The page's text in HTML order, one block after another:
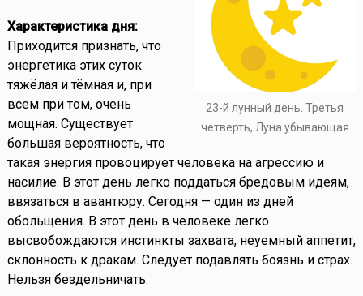
23-й лунный день. Третья
четверть, Луна убывающая
Характеристика дня:
Приходится признать, что
энергетика этих суток
тяжёлая и тёмная и, при
всем при том, очень
мощная. Существует
большая вероятность, что
такая энергия провоцирует человека на агрессию и
насилие. В этот день легко поддаться бредовым идеям,
ввязаться в авантюру. Сегодня — один из дней
обольщения. В этот день в человеке легко
высвобождаются инстинкты захвата, неуемный аппетит,
склонность к дракам. Следует подавлять боязнь и страх.
Нельзя бездельничать.